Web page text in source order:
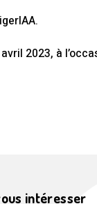
2023, à
intéresser